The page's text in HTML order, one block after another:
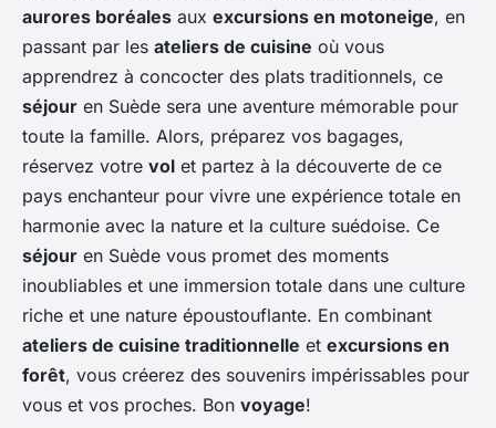
aurores boréales aux excursions en motoneige, en
passant par les ateliers de cuisine où vous
apprendrez à concocter des plats traditionnels, ce
séjour en Suède sera une aventure mémorable pour
toute la famille. Alors, préparez vos bagages,
réservez votre vol et partez à la découverte de ce
pays enchanteur pour vivre une expérience totale en
harmonie avec la nature et la culture suédoise. Ce
séjour en Suède vous promet des moments
inoubliables et une immersion totale dans une culture
riche et une nature époustouflante. En combinant
ateliers de cuisine traditionnelle et excursions en
forêt, vous créerez des souvenirs impérissables pour
vous et vos proches. Bon voyage!